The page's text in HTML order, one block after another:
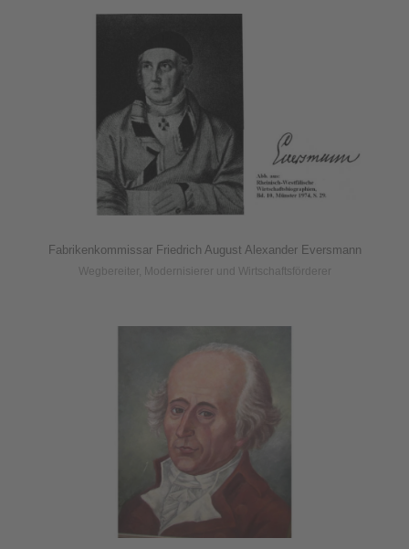
Fabrikenkommissar Friedrich August Alexander Eversmann
Wegbereiter, Modernisierer und Wirtschaftsförderer